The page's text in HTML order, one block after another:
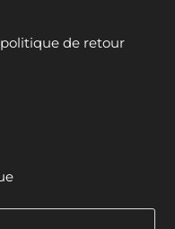
de retour